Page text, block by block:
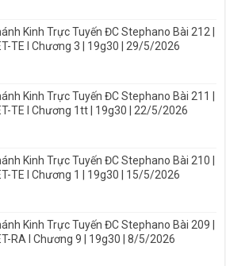
Kinh Trực Tuyến ĐC Stephano Bài 212 |
TE I Chương 3 | 19g30 | 29/5/2026
Kinh Trực Tuyến ĐC Stephano Bài 211 |
TE I Chương 1tt | 19g30 | 22/5/2026
Kinh Trực Tuyến ĐC Stephano Bài 210 |
TE I Chương 1 | 19g30 | 15/5/2026
Kinh Trực Tuyến ĐC Stephano Bài 209 |
RA I Chương 9 | 19g30 | 8/5/2026